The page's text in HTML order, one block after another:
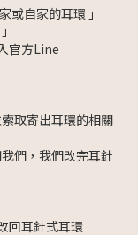
或自家的耳環 」
官方Line
取寄出耳環的相關
們，我們改完耳針
回耳針式耳環